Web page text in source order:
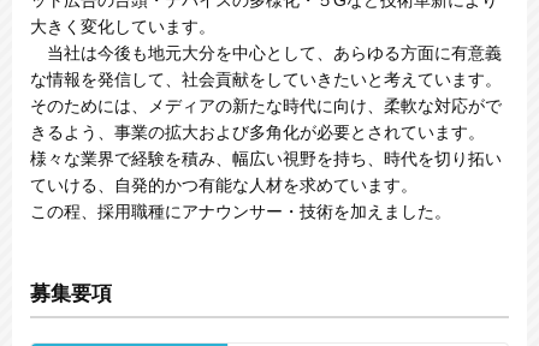
大きく変化しています。
当社は今後も地元大分を中心として、あらゆる方面に有意義
な情報を発信して、社会貢献をしていきたいと考えています。
そのためには、メディアの新たな時代に向け、柔軟な対応がで
きるよう、事業の拡大および多角化が必要とされています。
様々な業界で経験を積み、幅広い視野を持ち、時代を切り拓い
ていける、自発的かつ有能な人材を求めています。
この程、採用職種にアナウンサー・技術を加えました。
募集要項